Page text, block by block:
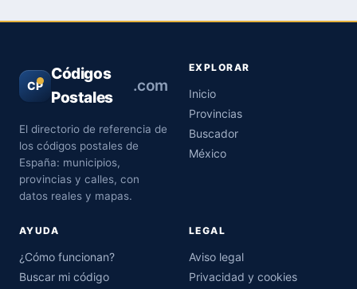
CP
Códigos
Postales
.com
El directorio de referencia de
los códigos postales de
España: municipios,
provincias y calles, con
datos reales y mapas.
EXPLORAR
Inicio
Provincias
Buscador
México
AYUDA
¿Cómo funcionan?
Buscar mi código
LEGAL
Aviso legal
Privacidad y cookies